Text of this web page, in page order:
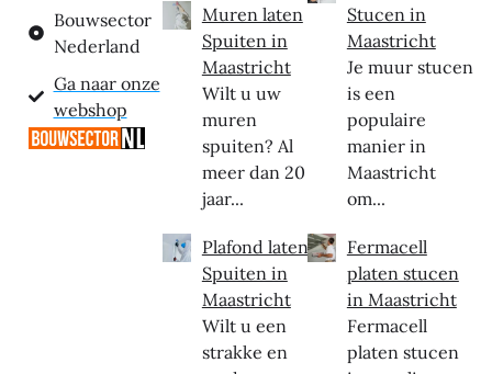
Bouwsector
Nederland
Ga naar onze
webshop
Muren laten
Spuiten in
Maastricht
Wilt u uw
muren
spuiten? Al
meer dan 20
jaar...
Plafond laten
Spuiten in
Maastricht
Wilt u een
strakke en
Stucen in
Maastricht
Je muur stucen
is een
populaire
manier in
Maastricht
om...
Fermacell
platen stucen
in Maastricht
Fermacell
platen stucen